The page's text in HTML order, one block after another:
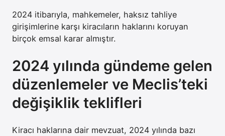
2024 itibarıyla, mahkemeler, haksız tahliye
girişimlerine karşı kiracıların haklarını koruyan
birçok emsal karar almıştır.
2024 yılında gündeme gelen
düzenlemeler ve Meclis’teki
değişiklik teklifleri
Kiracı haklarına dair mevzuat, 2024 yılında bazı